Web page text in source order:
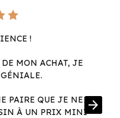
!
MON ACHAT, JE
PAIRE QUE JE NE
À UN PRIX MINIarrow_forward